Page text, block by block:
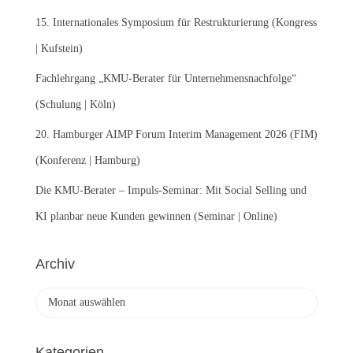
:15. Internationales Symposium für Restrukturierung (Kongress
| Kufstein)
Fachlehrgang „KMU-Berater für Unternehmensnachfolge“
(Schulung | Köln)
20. Hamburger AIMP Forum Interim Management 2026 (FIM)
(Konferenz | Hamburg)
Die KMU-Berater – Impuls-Seminar: Mit Social Selling und
KI planbar neue Kunden gewinnen (Seminar | Online)
Archiv
h